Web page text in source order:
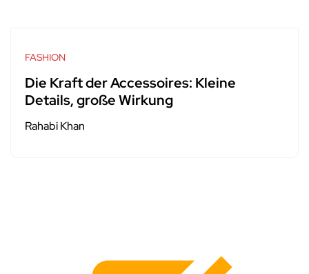
FASHION
Die Kraft der Accessoires: Kleine
Details, große Wirkung
Rahabi Khan